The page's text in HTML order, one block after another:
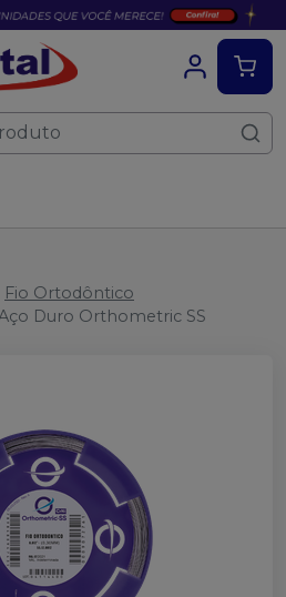
Fio Ortodôntico
Duro Orthometric SS